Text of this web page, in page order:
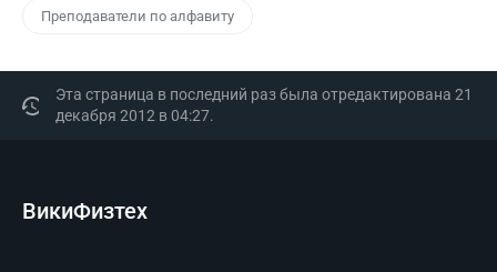
Преподаватели по алфавиту
Эта страница в последний раз была отредактирована 21
декабря 2012 в 04:27.
ВикиФизтех